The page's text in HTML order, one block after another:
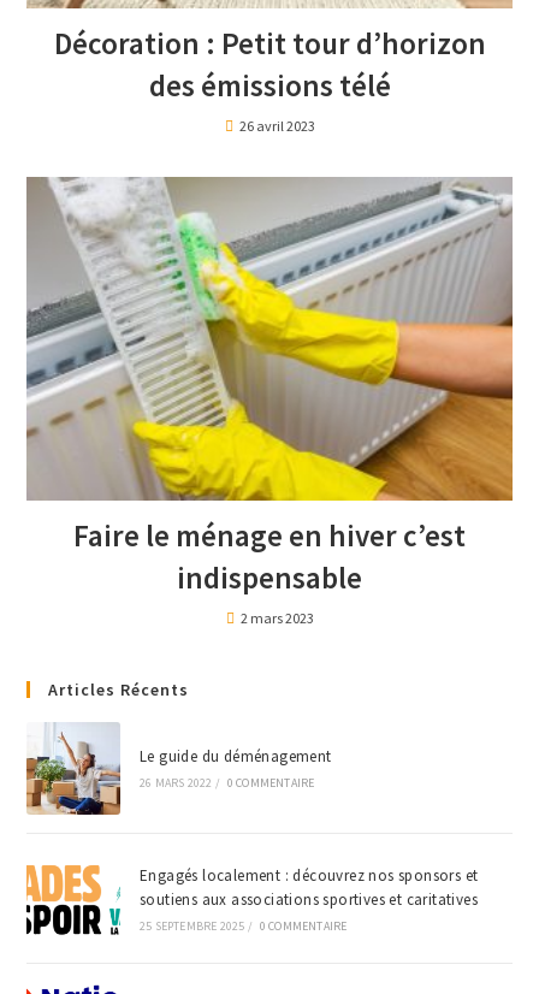
Décoration : Petit tour d’horizon
des émissions télé
26 avril 2023
Faire le ménage en hiver c’est
indispensable
2 mars 2023
Articles Récents
Le guide du déménagement
26 MARS 2022 / 0 COMMENTAIRE
Engagés localement : découvrez nos sponsors et
soutiens aux associations sportives et caritatives
25 SEPTEMBRE 2025 / 0 COMMENTAIRE